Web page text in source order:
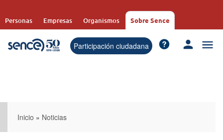
contenido
Personas Empresas Organismos Sobre Sence
Participación ciudadana
Inicio » Noticias